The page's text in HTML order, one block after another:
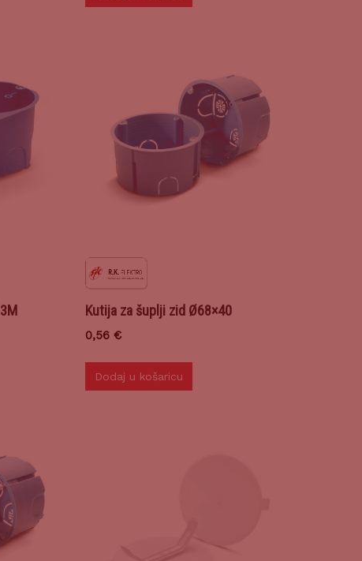
Kutija za šuplji zid Ø68×40
0,56 €
Dodaj u košaricu